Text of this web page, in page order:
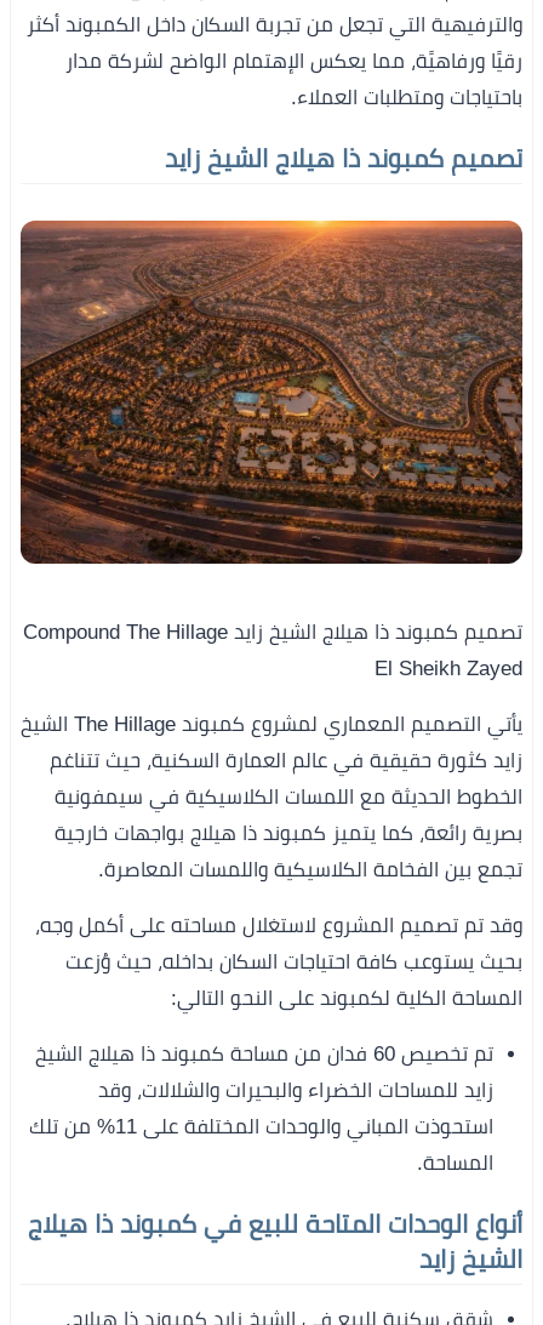
والترفيهية التي تجعل من تجربة السكان داخل الكمبوند أكثر
رقيًا ورفاهيًة، مما يعكس الإهتمام الواضح لشركة مدار
باحتياجات ومتطلبات العملاء.
تصميم كمبوند ذا هيلاج الشيخ زايد
تصميم كمبوند ذا هيلاج الشيخ زايد Compound The Hillage
El Sheikh Zayed
يأتي التصميم المعماري لمشروع كمبوند The Hillage الشيخ
زايد كثورة حقيقية في عالم العمارة السكنية، حيث تتناغم
الخطوط الحديثة مع اللمسات الكلاسيكية في سيمفونية
بصرية رائعة، كما يتميز كمبوند ذا هيلاج بواجهات خارجية
تجمع بين الفخامة الكلاسيكية واللمسات المعاصرة.
وقد تم تصميم المشروع لاستغلال مساحته على أكمل وجه،
بحيث يستوعب كافة احتياجات السكان بداخله، حيث وُزعت
المساحة الكلية لكمبوند على النحو التالي:
تم تخصيص 60 فدان من مساحة كمبوند ذا هيلاج الشيخ
زايد للمساحات الخضراء والبحيرات والشلالات، وقد
استحوذت المباني والوحدات المختلفة على 11% من تلك
المساحة.
أنواع الوحدات المتاحة للبيع في كمبوند ذا هيلاج
الشيخ زايد
شقق سكنية للبيع في الشيخ زايد كمبوند ذا هيلاج.